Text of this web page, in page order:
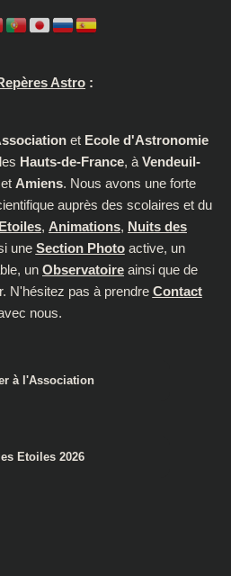
Astro :
et Ecole d'Astronomie
Hauts-de-France, à Vendeuil-
et Amiens. Nous avons une forte
auprès des scolaires et du
, Animations, Nuits des
une Section Photoactive, un
un Observatoire ainsi que de
N'hésitez pas à prendre Contact
nous.
à l'Association
Etoiles 2026